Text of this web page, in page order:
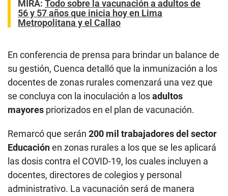
MIRA: Todo sobre la vacunación a adultos de
56 y 57 años que inicia hoy en Lima
Metropolitana y el Callao
En conferencia de prensa para brindar un balance de
su gestión, Cuenca detalló que la inmunización a los
docentes de zonas rurales comenzará una vez que
se concluya con la inoculación a losadultos
mayores priorizados en el plan de vacunación.
Remarcó que serán 200 mil trabajadores del sector
Educaciónen zonas rurales a los que se les aplicará
las dosis contra el COVID-19, los cuales incluyen a
docentes, directores de colegios y personal
administrativo. La vacunación será de manera